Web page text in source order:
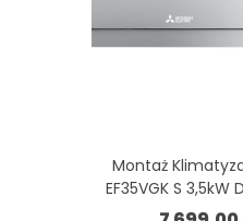
Montaż
EF35VGK S